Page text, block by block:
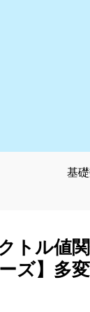
基
クトル値
ズ】多